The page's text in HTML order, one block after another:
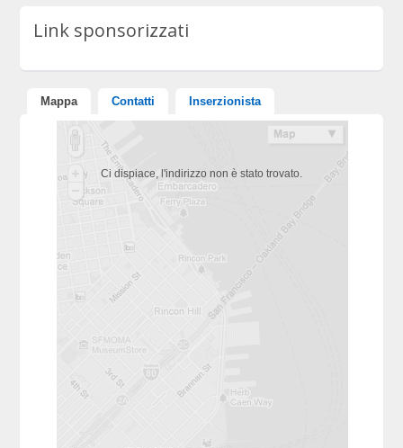
Link sponsorizzati
Mappa Contatti Inserzionista
Ci dispiace, l'indirizzo non è stato trovato.